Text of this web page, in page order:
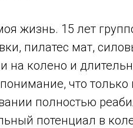
жизнь. 15 лет
пилатес мат,
на колено и
что
полностью
потенциал в